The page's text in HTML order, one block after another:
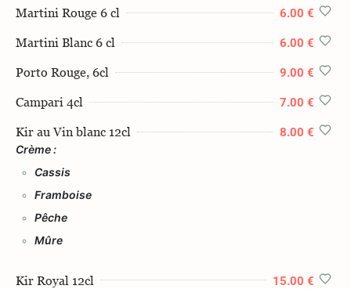
Martini Rouge 6 cl 6.00 €
Martini Blanc 6 cl 6.00 €
Porto Rouge, 6cl 9.00 €
Campari 4cl 7.00 €
Kir au Vin blanc 12cl 8.00 €
Crème :
Cassis
Framboise
Pêche
Mûre
Kir Royal 12cl 15.00 €